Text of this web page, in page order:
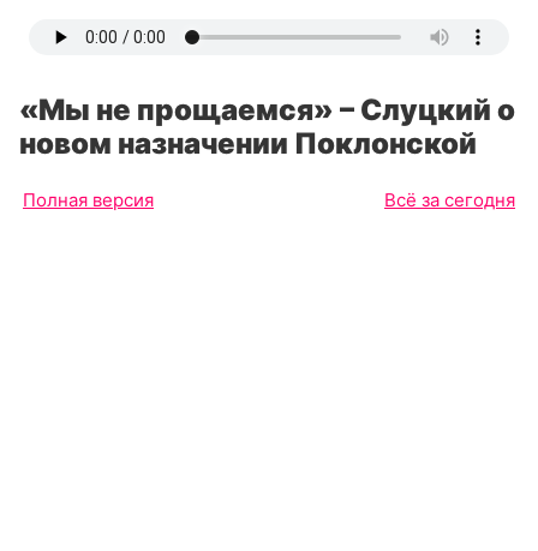
«Мы не прощаемся» – Слуцкий о
новом назначении Поклонской
Полная версия Всё за сегодня